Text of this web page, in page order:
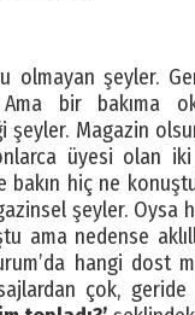
olmayan şeyler.
bir bakıma
Magazin
üyesi olan
bakın hiç ne
şeyler.
ama nedense
hangi dost
çok,